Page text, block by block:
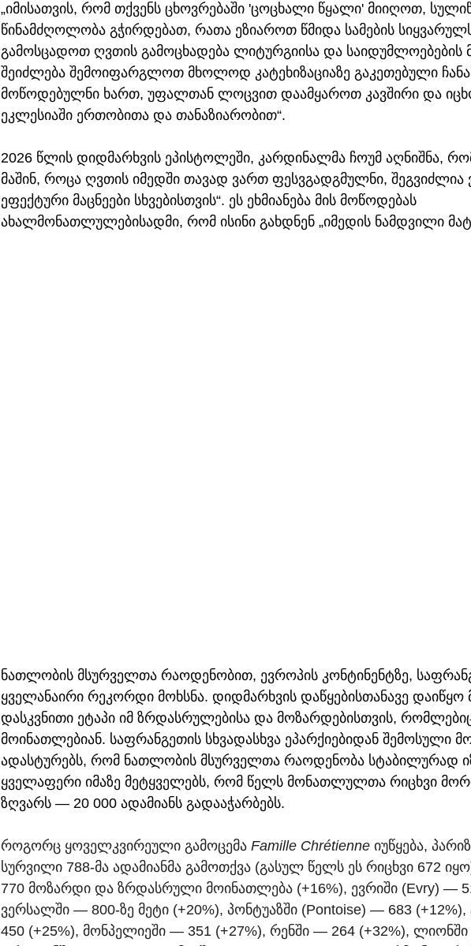
„იმისათვის, რომ თქვენს ცხოვრებაში 'ცოცხალი წყალი' მიიღოთ,
წინამძღოლობა გჭირდებათ, რათა ეზიაროთ წმიდა სამების
გამოსცადოთ ღვთის გამოცხადება ლიტურგიისა და საიდუმლოებების
შეიძლება შემოიფარგლოთ მხოლოდ კატეხიზაციაზე გაკეთებული
მოწოდებულნი ხართ, უფალთან ლოცვით დაამყაროთ კავშირი და
ეკლესიაში ერთობითა და თანაზიარობით“.
2026 წლის დიდმარხვის ეპისტოლეში, კარდინალმა ჩოუმ აღნიშნა,
მაშინ, როცა ღვთის იმედში თავად ვართ ფესვგადგმულნი, შეგვიძლია
ეფექტური მაცნეები სხვებისთვის“. ეს ეხმიანება მის მოწოდებას
ახალმონათლულებისადმი, რომ ისინი გახდნენ „იმედის ნამდვილი
ნათლობის მსურველთა რაოდენობით, ევროპის კონტინენტზე,
ყველანაირი რეკორდი მოხსნა. დიდმარხვის დაწყებისთანავე დაიწყო
დასკვნითი ეტაპი იმ ზრდასრულებისა და მოზარდებისთვის,
მოინათლებიან. საფრანგეთის სხვადასხვა ეპარქიებიდან შემოსული
ადასტურებს, რომ ნათლობის მსურველთა რაოდენობა სტაბილურად
ყველაფერი იმაზე მეტყველებს, რომ წელს მონათლულთა რიცხვი
ზღვარს — 20 000 ადამიანს გადააჭარბებს.
როგორც ყოველკვირეული გამოცემა Famille Chrétienne იუწყება,
სურვილი 788-მა ადამიანმა გამოთქვა (გასულ წელს ეს რიცხვი 672
770 მოზარდი და ზრდასრული მოინათლება (+16%), ევრიში (Evry) —
ვერსალში — 800-ზე მეტი (+20%), პონტუაზში (Pontoise) — 683
450 (+25%), მონპელიეში — 351 (+27%), რენში — 264 (+32%),